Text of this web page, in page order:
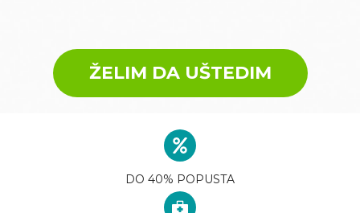
ŽELIM DA UŠTEDIM
DO 40% POPUSTA